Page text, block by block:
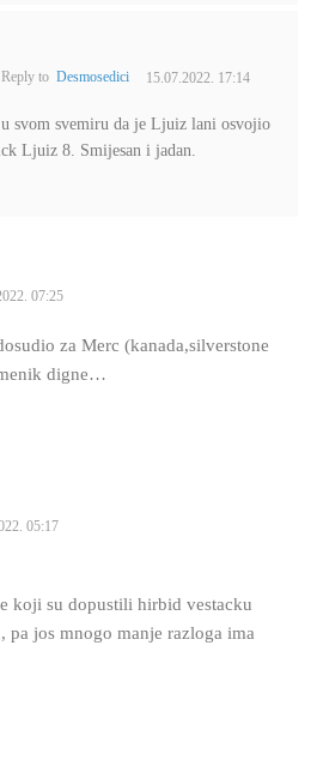
Reply toDesmosedici 15.07.2022. 17:14
svom svemiru da je Ljuiz lani osvojio
Ljuiz 8. Smijesan i jadan.
07:25
za Merc (kanada,silverstone
digne…
05:17
koji su dopustili hirbid vestacku
pa jos mnogo manje razloga ima